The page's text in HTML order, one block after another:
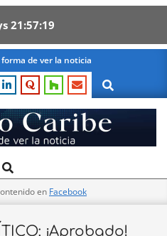
21 57 19
de ver la noticia
Search
Search
en Facebook
¡Aprobado!